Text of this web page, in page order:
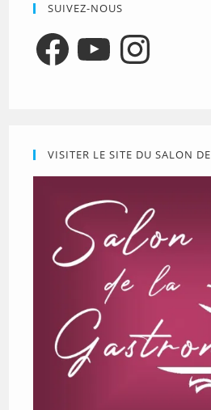
SUIVEZ-NOUS
FacebookYouTubeInstagram
VISITER LE SITE DU SALON